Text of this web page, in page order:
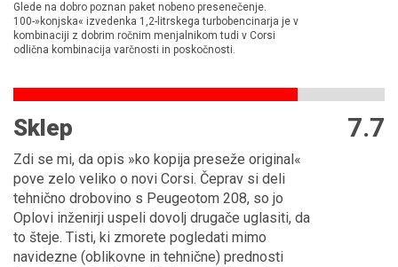
Glede na dobro poznan paket nobeno presenečenje.
100-»konjska« izvedenka 1,2-litrskega turbobencinarja je v
kombinaciji z dobrim ročnim menjalnikom tudi v Corsi
odlična kombinacija varčnosti in poskočnosti.
Sklep
Zdi se mi, da opis »ko kopija preseže original«
pove zelo veliko o novi Corsi. Čeprav si deli
tehnično drobovino s Peugeotom 208, so jo
Oplovi inženirji uspeli dovolj drugače uglasiti, da
to šteje. Tisti, ki zmorete pogledati mimo
navidezne (oblikovne in tehnične) prednosti
7.7